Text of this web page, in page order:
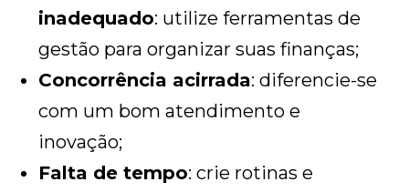
inadequado: utilize ferramentas de
gestão para organizar suas finanças;
Concorrência acirrada: diferencie-se
com um bom atendimento e
inovação;
Falta de tempo: crie rotinas e